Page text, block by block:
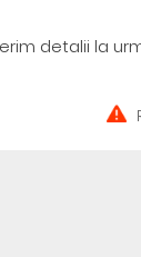
detalii la